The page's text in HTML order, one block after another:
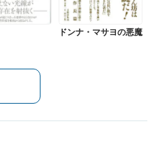
ドンナ・マサヨの悪魔